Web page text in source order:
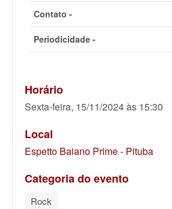
Contato -
Periodicidade -
Horário
Sexta-feira, 15/11/2024 às 15:30
Local
Espetto Baiano Prime - Pituba
Categoria do evento
Rock